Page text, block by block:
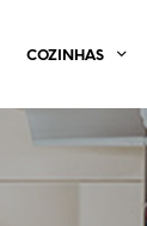
COZINHAS